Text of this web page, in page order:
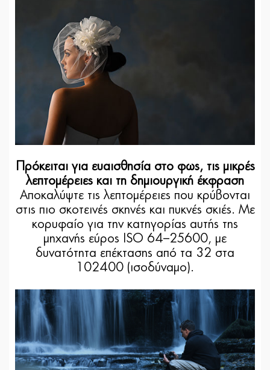
Πρόκειται για ευαισθησία στο φως, τις μικρές
λεπτομέρειες και τη δημιουργική έκφραση
Αποκαλύψτε τις λεπτομέρειες που κρύβονται
στις πιο σκοτεινές σκηνές και πυκνές σκιές. Με
κορυφαίο για την κατηγορίας αυτής της
μηχανής εύρος ISO 64–25600, με
δυνατότητα επέκτασης από τα 32 στα
102400 (ισοδύναμο).